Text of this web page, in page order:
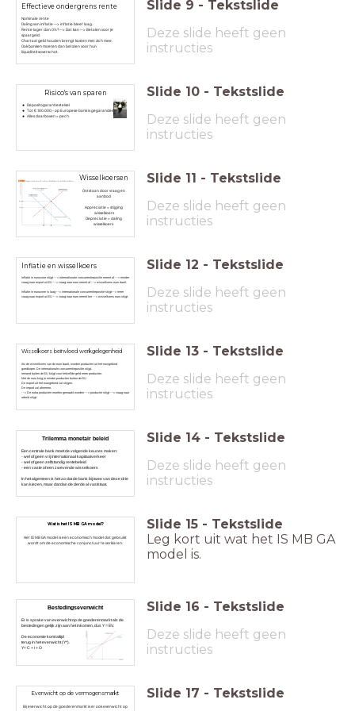
Effectieve ondergrens rente
Nominale rente
Daling van inflatie --> inflatie bleef laag.
Rente lager dan 0%? --> Dat kan --> Betalen voor je
spaargeld.
Chartaal geld houden brengt kosten met zich mee.
Ook banken moeten dan betalen voor hun
liquiditeitsoverschot.
Slide 9 - Tekstslide
Deze slide heeft geen
instructies
Risico's van sparen
Depositogarantiestelsel
Tot € 100.000,- op Europese bank isgegarandeerd
Alles daarboven = pech
Slide 10 - Tekstslide
Deze slide heeft geen
instructies
Wisselkoersen
Ontstaan door vraag en
aanbod
Appreciatie = stijging
wisselkoers
Depreciatie = daling
wisselkoers
Slide 11 - Tekstslide
Deze slide heeft geen
instructies
Inflatie en wisselkoers
Inflatie in eurozone stijgt --> internationale concurrentiepositie neemt af --> minder
vraag naar export uit EU --> vraag naar euro neemt af --> wisselkoers euro daalt.
Inflatie in eurozone is laag --> internationale concurrentiepositie stijgt--> meer
vraag naar export uit EU --> vraag naar euro neemt toe --> wisselkoers euro stijgt.
Slide 12 - Tekstslide
Deze slide heeft geen
instructies
Wisselkoers beïnvloed werkgelegenheid
Als de wisselkoers van de euro daalt, worden producten uit het eurogebied
goedkoper. De internationale concurrentiepositie stijgt.
Iemand buiten de EU krijgt voor hetzelfde geld meer producten.
Met de euro krijg je minder producten buiten de EU.
De export uit het eurogebied zal stijgen.
De import zal afnemen.
--> De extra producten moeten gemaakt worden --> productie stijgt --> vraag naar
arbeid stijgt.
Slide 13 - Tekstslide
Deze slide heeft geen
instructies
Trilemma monetair beleid
Een centrale bank moet de volgende keuzes maken:
- wel of geen vrij internationaal kapitaalverkeer
- wel of geen zelfstandig rentebeleid
- een vaste of een zwevende wisselkoers
In het algemeen is het zo dat de bank bij twee van deze drie
kan kiezen, maar dat dan de derde al vaststaat.
Slide 14 - Tekstslide
Deze slide heeft geen
instructies
Wat is het IS MB GA model?
Het IS MB GA model is een economisch model dat gebruikt
wordt om de economische conjunctuur te verklaren.
Slide 15 - Tekstslide
Leg kort uit wat het IS MB GA
model is.
Bestedingsevenwicht
Er is sprake van evenwicht op de goederenmarkt als de
bestedingen gelijk zijn aan het inkomen, dus Y = EV.
De economie komt altijd
terug in het evenwicht (Y*).
Y= C + I + O
Slide 16 - Tekstslide
Deze slide heeft geen
instructies
Evenwicht op de vermogensmarkt
Bij evenwicht op de goederenmarkt is er ook evenwicht op
Slide 17 - Tekstslide